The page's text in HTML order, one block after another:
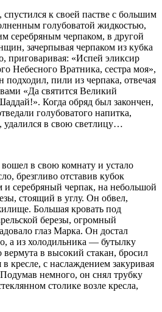
к своей пастве с большим
голубоватой жидкостью,
серебряным черпаком, в другой
зачерпывая черпаком из кубка
приговаривая: «Испей эликсир
Небесного Вратника, сестра моя»,
пили из черпака, отвечая
«Да святится Великий
Когда обряд был закончен,
голубоватого напитка,
в свою светлицу…
в свою комнату и устало
брезгливо отставив кубок
серебряный черпак, на небольшой
стоящий в углу. Он обвел,
Большая кровать под
березы, огромный
глаз Марка. Он достал
а из холодильника — бутылку
в высокий стакан, бросил
в кресле, с наслаждением закуривая
немного, он снял трубку
столике возле кресла,